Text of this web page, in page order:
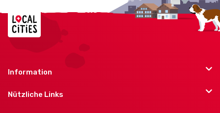
Information
Nützliche Links